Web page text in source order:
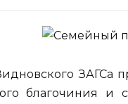
ЗАГСа
благочиния
и